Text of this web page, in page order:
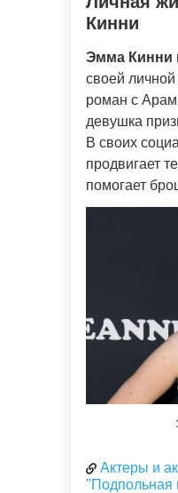
Кинни
Эмма Кинни
своей
роман с
девушка
В своих
продвигает
помогает
Актеры и
"Подпольная